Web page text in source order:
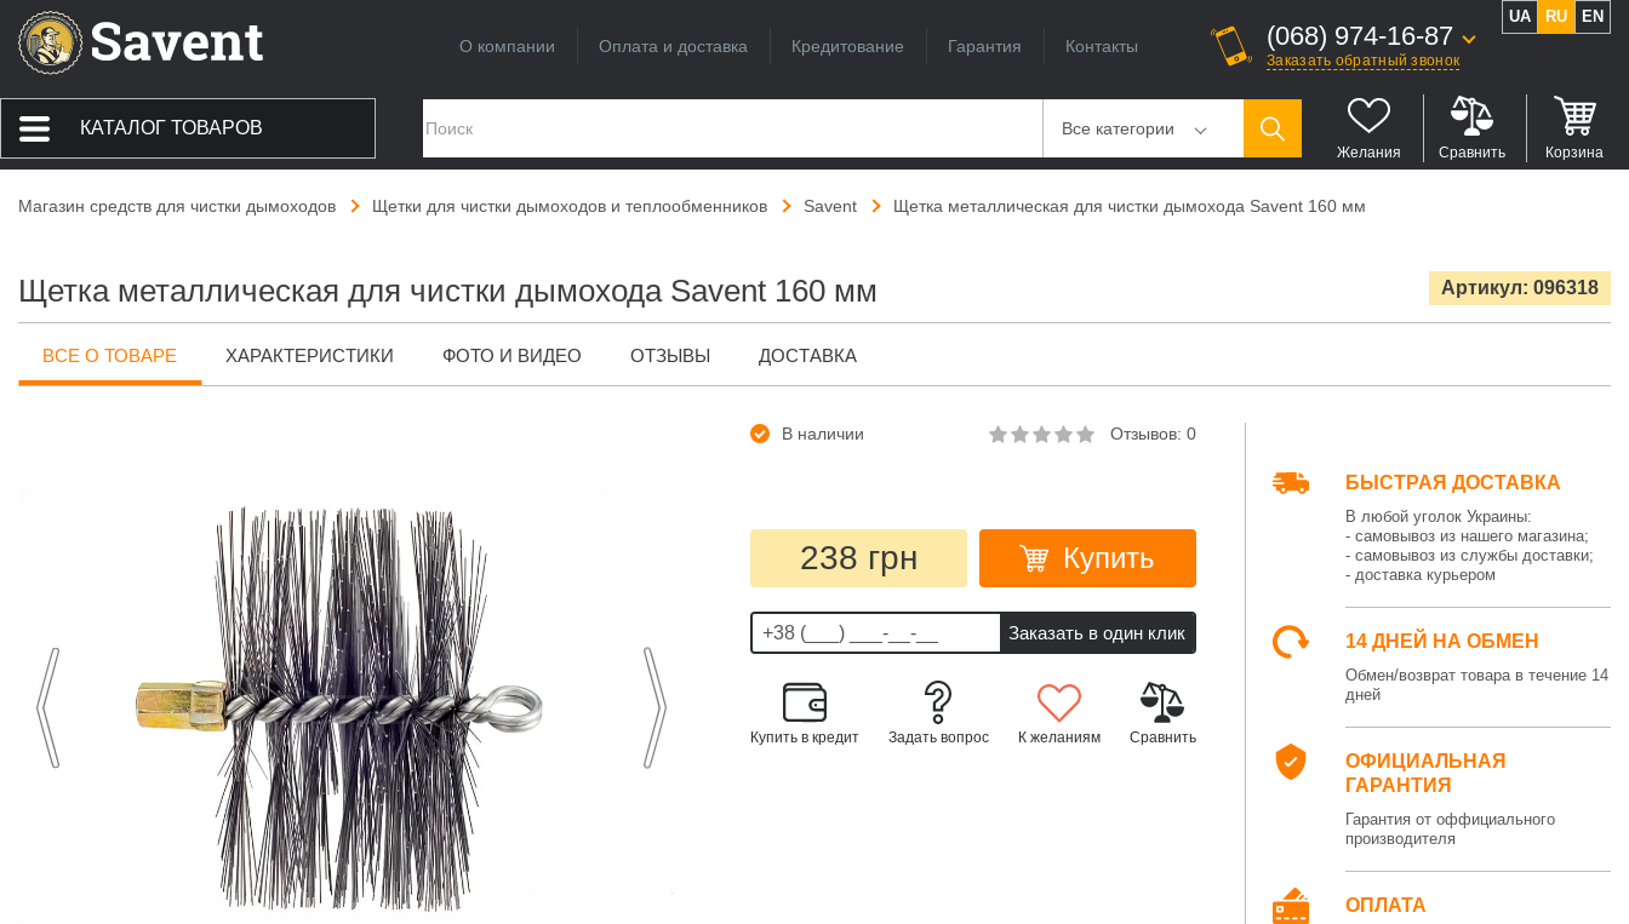
О компании Оплата и доставка Кредитование Гарантия Контакты (068) 974-16-87
Заказать обратный звонок
UA RU EN
КАТАЛОГ ТОВАРОВ Все категории
Желания Сравнить Корзина
Магазин средств для чистки дымоходов Щетки для чистки дымоходов и теплообменников Savent Щетка металлическая для чистки дымохода Savent 160 мм
Щетка металлическая для чистки дымохода Savent 160 мм Артикул: 096318
ВСЕ О ТОВАРЕ ХАРАКТЕРИСТИКИ ФОТО И ВИДЕО ОТЗЫВЫ ДОСТАВКА
В наличии Отзывов: 0
238 грн Купить
Купить в кредит Задать вопрос К желаниям Сравнить
БЫСТРАЯ ДОСТАВКА
В любой уголок Украины:
- самовывоз из нашего магазина;
- самовывоз из службы доставки;
- доставка курьером
14 ДНЕЙ НА ОБМЕН
Обмен/возврат товара в течение 14
дней
ОФИЦИАЛЬНАЯ
ГАРАНТИЯ
Гарантия от оффициального
производителя
ОПЛАТА